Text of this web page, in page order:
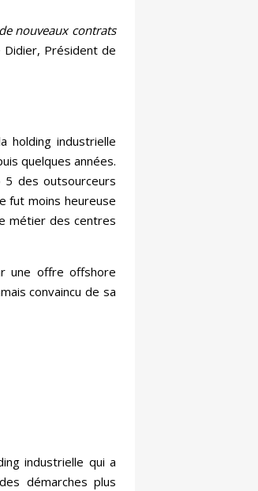
nouveaux contrats
Didier, Président de
holding industrielle
quelques années.
des outsourceurs
fut moins heureuse
métier des centres
une offre offshore
convaincu de sa
industrielle qui a
démarches plus